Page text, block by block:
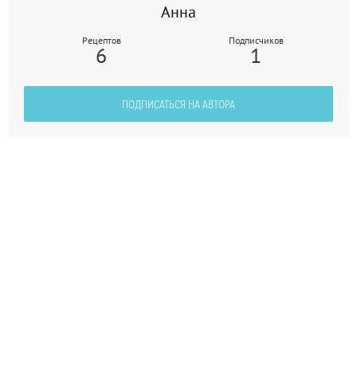
Анна
Рецептов
6
Подписчиков
1
ПОДПИСАТЬСЯ НА АВТОРА